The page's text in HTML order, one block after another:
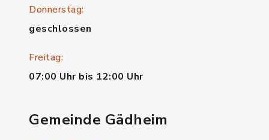
Donnerstag:
geschlossen
Freitag:
07:00 Uhr bis 12:00 Uhr
Gemeinde Gädheim